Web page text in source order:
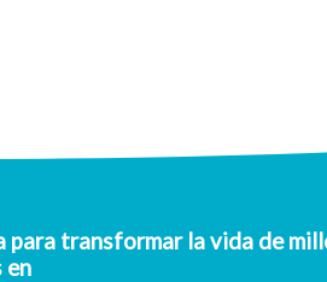
para transformar la vida de
en